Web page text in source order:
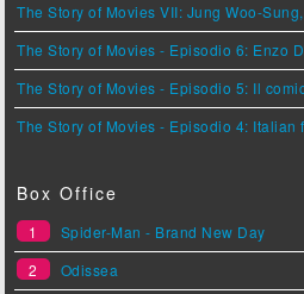
The Story of Movies VII: Jung Woo-
The Story of Movies - Episodio 6: Enzo
The Story of Movies - Episodio 5: Il
The Story of Movies - Episodio 4: Italian
Box Office
1
Spider-Man - Brand New Day
2
Odissea